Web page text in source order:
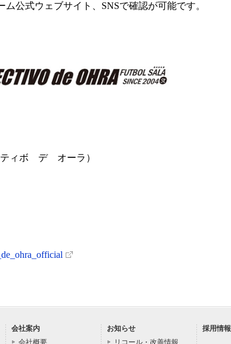
公式ウェブサイト、SNSで確認が可能です。
ティボ デ オーラ）
会社案内
会社概要
お知らせ
リコール・改善情報
採用情報